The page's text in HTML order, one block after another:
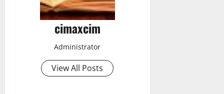
cimaxcim
Administrator
View All Posts